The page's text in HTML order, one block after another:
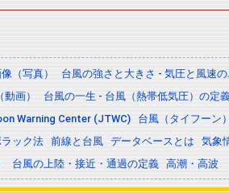
（写真）
台風の強さと大きさ - 気圧と風速
画）
台風の一生 - 台風（熱帯低気圧）の定
Warning Center (JTWC)
台風（タイフーン
ック法 前線と台風 データベースとは
気象
台風の上陸・接近・通過の定義 高潮・高波